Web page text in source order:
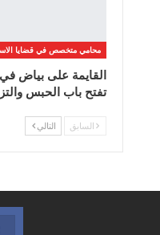
القايمة على بياض
تفتح باب الحبس
السابق التالي